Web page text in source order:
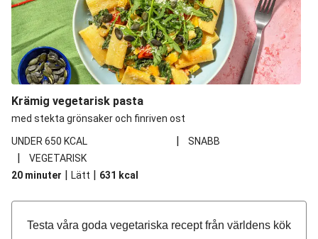
Krämig vegetarisk pasta
med stekta grönsaker och finriven ost
UNDER 650 KCAL
| SNABB
|
VEGETARISK
20 minuter | Lätt | 631 kcal
Testa våra goda vegetariska recept från världens kök